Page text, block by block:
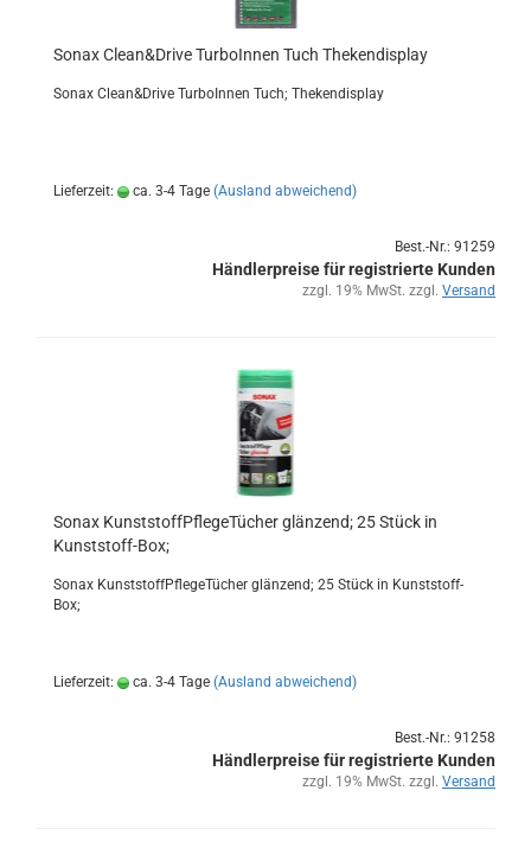
Sonax Clean&Drive Tur­boIn­nen Tuch The­ken­dis­play
Sonax Clean&Drive Tur­boIn­nen Tuch; The­ken­dis­play
Lieferzeit: ca. 3-4 Tage (Ausland abweichend)
Best.-Nr.: 91259
Händlerpreise für registrierte Kunden
zzgl. 19% MwSt. zzgl. Versand
Sonax Kunst­stoff­Pfle­ge­Tü­cher glän­zend; 25 Stück in
Kunststoff-​​Box;
Sonax Kunst­stoff­Pfle­ge­Tü­cher glän­zend; 25 Stück in Kunststoff-​
Box;
Lieferzeit: ca. 3-4 Tage (Ausland abweichend)
Best.-Nr.: 91258
Händlerpreise für registrierte Kunden
zzgl. 19% MwSt. zzgl. Versand